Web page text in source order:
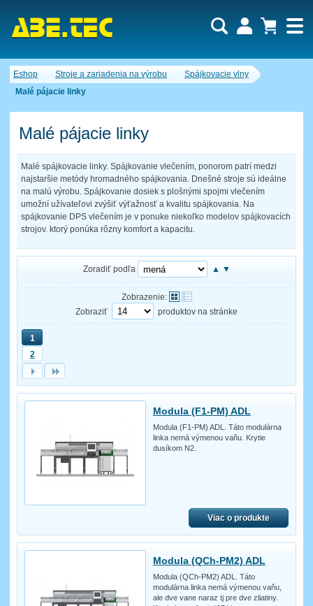
Eshop Stroje a zariadenia na výrobu
Spájkovacie vlny
Malé pájacie linky
Malé pájacie linky
Malé spájkovacie linky. Spájkovanie vlečením, ponorom patrí medzi
najstaršie metódy hromadného spájkovania. Dnešné stroje sú ideálne
na malú výrobu. Spájkovanie dosiek s plošnými spojmi vlečením
umožní užívateľovi zvýšiť výťažnosť a kvalitu spájkovania. Na
spájkovanie DPS vlečením je v ponuke niekoľko modelov spájkovacích
strojov. ktorý ponúka rôzny komfort a kapacitu.
Zoradiť podľa ▲ ▼
Zobrazenie:
Zobraziť
produktov na stránke
1
2
Modula (F1-PM) ADL
Modula (F1-PM) ADL. Táto modulárna
linka nemá výmenou vaňu. Krytie
dusíkom N2.
Viac o produkte
Modula (QCh-PM2) ADL
Modula (QCh-PM2) ADL. Táto
modulárna linka nemá výmenou vaňu,
ale dve vane naraz tj pre dve zliatiny.
Dopytový košík je prázdny!
Počet produktov:0